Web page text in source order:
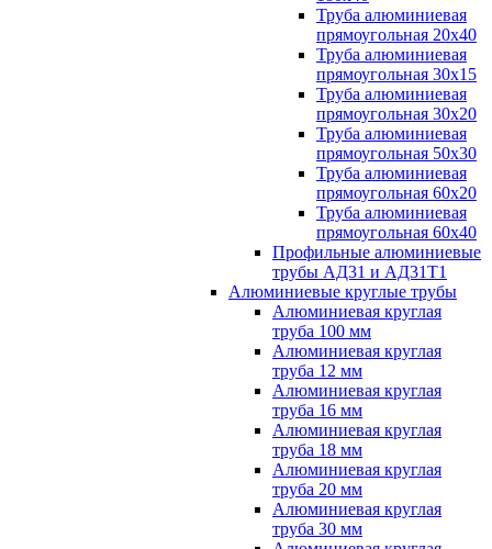
Труба алюминиевая
прямоугольная 20х40
Труба алюминиевая
прямоугольная 30x15
Труба алюминиевая
прямоугольная 30х20
Труба алюминиевая
прямоугольная 50х30
Труба алюминиевая
прямоугольная 60x20
Труба алюминиевая
прямоугольная 60х40
Профильные алюминиевые
трубы АД31 и АД31Т1
Алюминиевые круглые трубы
Алюминиевая круглая
труба 100 мм
Алюминиевая круглая
труба 12 мм
Алюминиевая круглая
труба 16 мм
Алюминиевая круглая
труба 18 мм
Алюминиевая круглая
труба 20 мм
Алюминиевая круглая
труба 30 мм